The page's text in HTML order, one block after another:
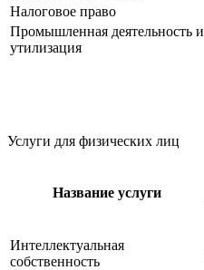
Налоговое право
Промышленная деятельность и
утилизация
Услуги для физических лиц
Название услуги
Интеллектуальная
собственность